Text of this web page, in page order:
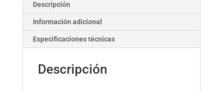
Descripción
Información adicional
Especificaciones técnicas
Descripción